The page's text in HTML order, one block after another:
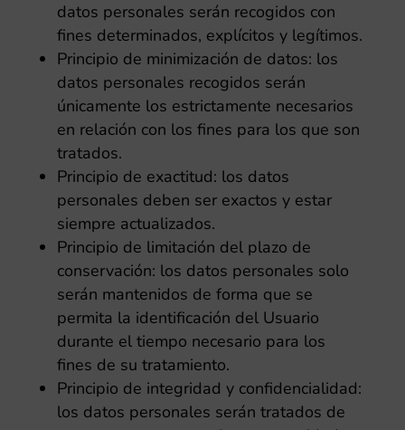
datos personales serán recogidos con
fines determinados, explícitos y legítimos.
Principio de minimización de datos: los
datos personales recogidos serán
únicamente los estrictamente necesarios
en relación con los fines para los que son
tratados.
Principio de exactitud: los datos
personales deben ser exactos y estar
siempre actualizados.
Principio de limitación del plazo de
conservación: los datos personales solo
serán mantenidos de forma que se
permita la identificación del Usuario
durante el tiempo necesario para los
fines de su tratamiento.
Principio de integridad y confidencialidad:
los datos personales serán tratados de